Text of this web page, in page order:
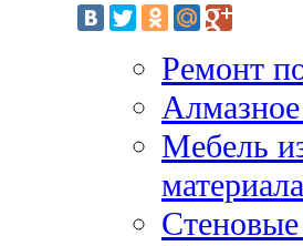
Ремонт
Мебель
материала